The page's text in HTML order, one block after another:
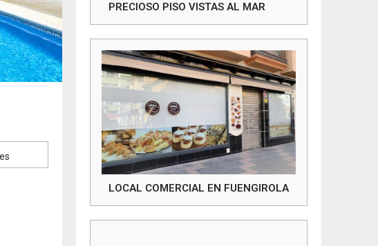
PRECIOSO PISO VISTAS AL MAR
LOCAL COMERCIAL EN FUENGIROLA